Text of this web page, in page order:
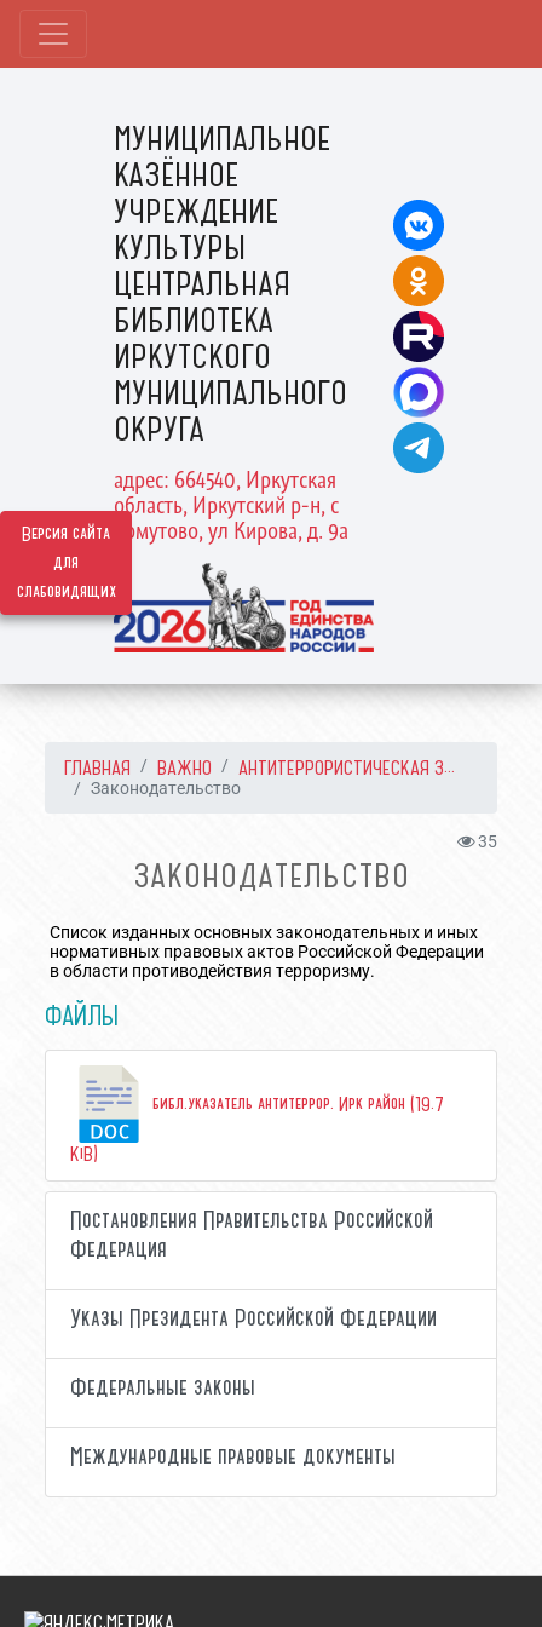
Версия сайта
для
слабовидящих
МУНИЦИПАЛЬНОЕ
КАЗЁННОЕ
УЧРЕЖДЕНИЕ
КУЛЬТУРЫ
ЦЕНТРАЛЬНАЯ
БИБЛИОТЕКА
ИРКУТСКОГО
МУНИЦИПАЛЬНОГО
ОКРУГА
адрес: 664540, Иркутская
область, Иркутский р-н, с
Хомутово, ул Кирова, д. 9а
ГЛАВНАЯ ВАЖНО АНТИТЕРРОРИСТИЧЕСКАЯ З...
Законодательство
35
ЗАКОНОДАТЕЛЬСТВО
Список изданных основных законодательных и иных
нормативных правовых актов Российской Федерации
в области противодействия терроризму.
ФАЙЛЫ
библ.указатель антитеррор. Ирк район (19.7
KiB)
Постановления Правительства Российской
Федерация
Указы Президента Российской Федерации
Федеральные законы
Международные правовые документы